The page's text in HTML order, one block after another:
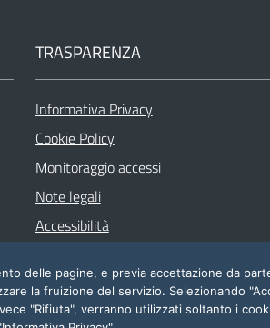
TRASPARENZA
Informativa Privacy
Cookie Policy
Monitoraggio accessi
Note legali
Accessibilità
delle pagine, e previa accettazione da
la fruizione del servizio. Selezionando
"Rifiuta", verranno utilizzati soltanto i